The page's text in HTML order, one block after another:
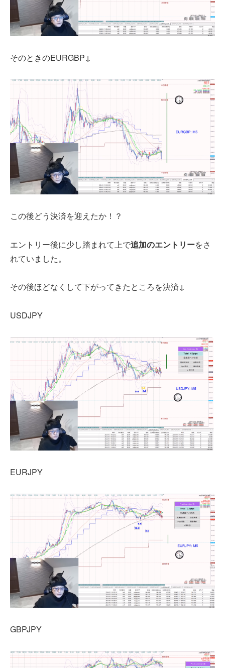
そのときのEURGBP↓
この後どう決済を迎えたか！？
エントリー後に少し踏まれて上で追加のエントリーをさ
れていました。
その後ほどなくして下がってきたところを決済↓
USDJPY
EURJPY
GBPJPY